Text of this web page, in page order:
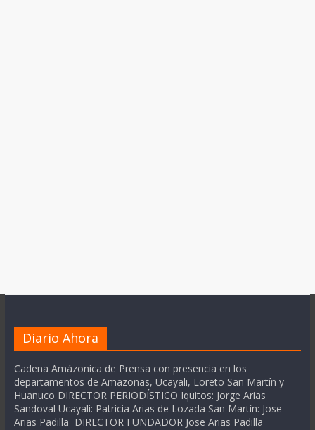
Diario Ahora
Cadena Amázonica de Prensa con presencia en los
departamentos de Amazonas, Ucayali, Loreto San Martín y
Huanuco DIRECTOR PERIODÍSTICO Iquitos: Jorge Arias
Sandoval Ucayali: Patricia Arias de Lozada San Martín: Jose
Arias Padilla DIRECTOR FUNDADOR Jose Arias Padilla